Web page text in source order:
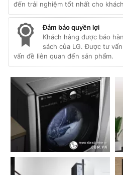
đến trải nghiệm tốt nhất cho
Đảm bảo quyền lợi
Khách hàng được bảo
sách của LG. Được tư
vấn đề liên quan đến sản phẩm.